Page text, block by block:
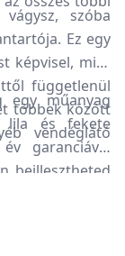
szóba
Ez egy
képvisel, mint
függetlenül
többek között
vendéglátó
egy műanyag
lila és fekete
garanciával
beillesztheted
Ha